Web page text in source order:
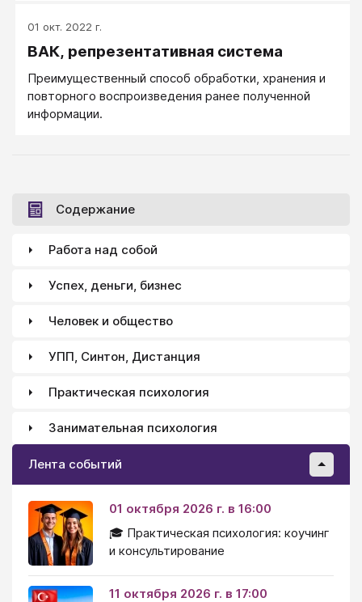
01 окт. 2022 г.
ВАК, репрезентативная система
Преимущественный способ обработки, хранения и
повторного воспроизведения ранее полученной
информации.
Содержание
Работа над собой
Успех, деньги, бизнес
Человек и общество
УПП, Синтон, Дистанция
Практическая психология
Занимательная психология
Лента событий
01 октября 2026 г. в 16:00
🎓 Практическая психология: коучинг
и консультирование
11 октября 2026 г. в 17:00